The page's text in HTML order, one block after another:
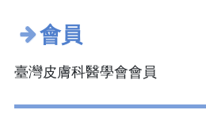
會員
臺灣皮膚科醫學會會員